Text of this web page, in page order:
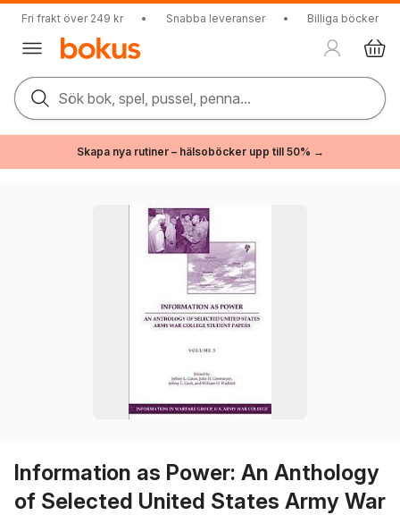
Fri frakt över 249 kr • Snabba leveranser • Billiga böcker
Sök bok, spel, pussel, penna...
Skapa nya rutiner – hälsoböcker upp till 50% →
Information as Power: An Anthology
of Selected United States Army War